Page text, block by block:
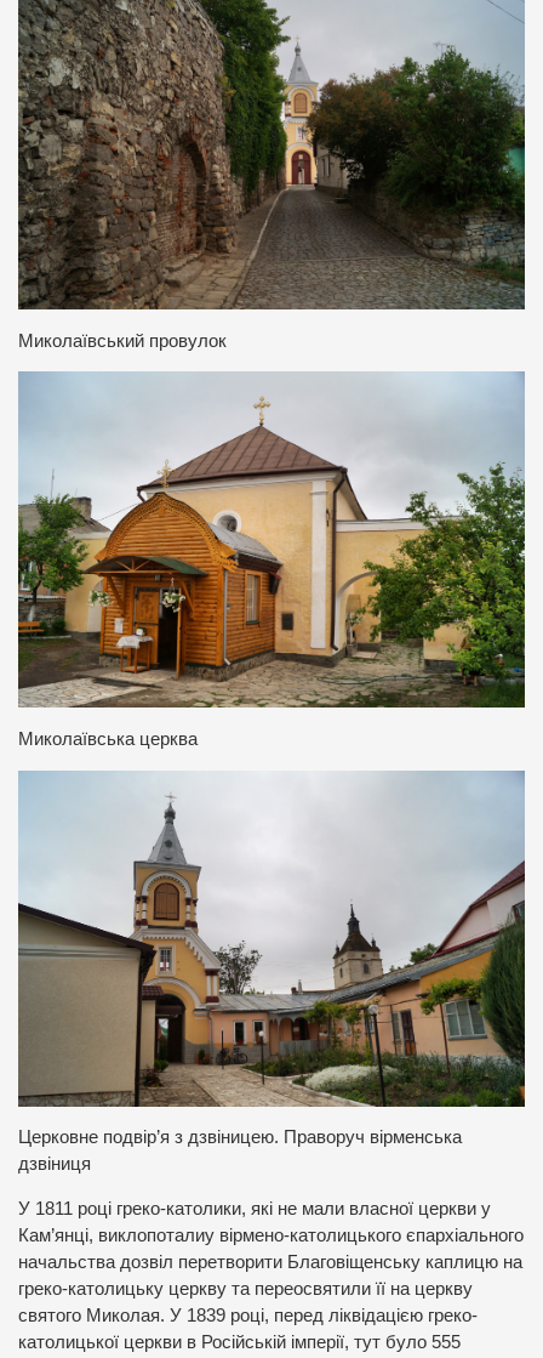
Миколаївський провулок
Миколаївська церква
Церковне подвір’я з дзвіницею. Праворуч вірменська
дзвіниця
У 1811 році греко-католики, які не мали власної церкви у
Кам’янці, виклопоталиу вірмено-католицького єпархіального
начальства дозвіл перетворити Благовіщенську каплицю на
греко-католицьку церкву та переосвятили її на церкву
святого Миколая. У 1839 році, перед ліквідацією греко-
католицької церкви в Російській імперії, тут було 555